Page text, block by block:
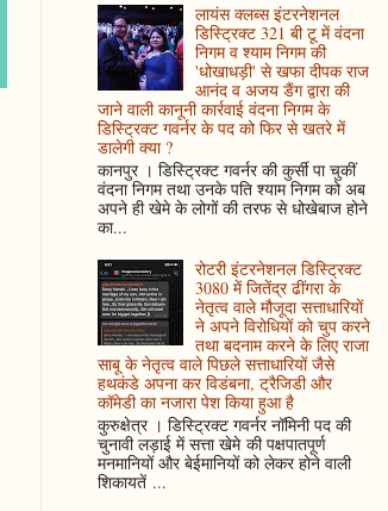
लायंस क्लब्स इंटरनेशनल
डिस्ट्रिक्ट 321 बी टू में वंदना
निगम व श्याम निगम की
'धोखाधड़ी' से खफा दीपक राज
आनंद व अजय डैंग द्वारा की
जाने वाली कानूनी कार्रवाई वंदना निगम के
डिस्ट्रिक्ट गवर्नर के पद को फिर से खतरे में
डालेगी क्या ?
कानपुर । डिस्ट्रिक्ट गवर्नर की कुर्सी पा चुकीं
वंदना निगम तथा उनके पति श्याम निगम को अब
अपने ही खेमे के लोगों की तरफ से धोखेबाज होने
का...
रोटरी इंटरनेशनल डिस्ट्रिक्ट
3080 में जितेंद्र ढींगरा के
नेतृत्व वाले मौजूदा सत्ताधारियों
ने अपने विरोधियों को चुप करने
तथा बदनाम करने के लिए राजा
साबू के नेतृत्व वाले पिछले सत्ताधारियों जैसे
हथकंडे अपना कर विडंबना, ट्रैजिडी और
कॉमेडी का नजारा पेश किया हुआ है
कुरुक्षेत्र । डिस्ट्रिक्ट गवर्नर नॉमिनी पद की
चुनावी लड़ाई में सत्ता खेमे की पक्षपातपूर्ण
मनमानियों और बेईमानियों को लेकर होने वाली
शिकायतें ...